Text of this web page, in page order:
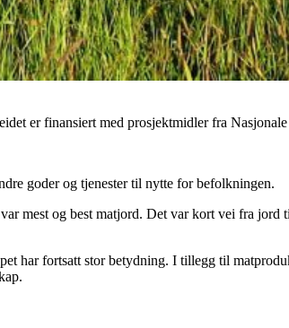
er finansiert med prosjektmidler fra
goder og tjenester til nytte for befolkningen.
mest og best matjord. Det var kort vei fra
har fortsatt stor betydning. I tillegg til